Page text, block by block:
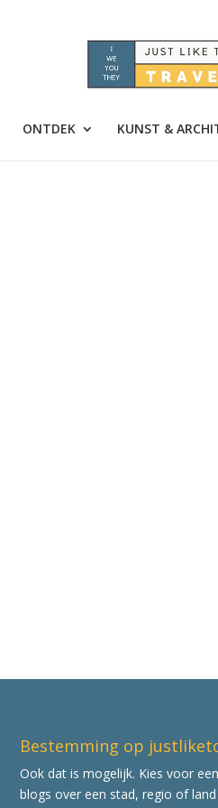
ONTDEK KUNST &
Bestemming op
Ook dat is mogelijk. Kies voor
blogs over een stad, regio of